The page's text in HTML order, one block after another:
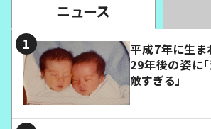
ニュース
平成7年に生
29年後の姿に
敵すぎる」